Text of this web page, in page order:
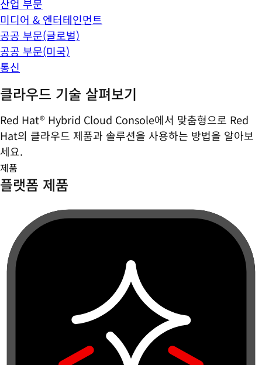
산업 부문
미디어 & 엔터테인먼트
공공 부문(글로벌)
공공 부문(미국)
통신
클라우드 기술 살펴보기
Red Hat® Hybrid Cloud Console에서 맞춤형으로 Red
Hat의 클라우드 제품과 솔루션을 사용하는 방법을 알아보
세요.
제품
플랫폼 제품